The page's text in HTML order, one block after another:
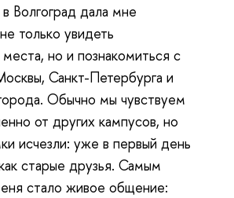
Волгоград дала мне
только увидеть
но и познакомиться с
Санкт-Петербурга и
Обычно мы чувствуем
от других кампусов, но
исчезли: уже в первый день
старые друзья. Самым
стало живое общение: